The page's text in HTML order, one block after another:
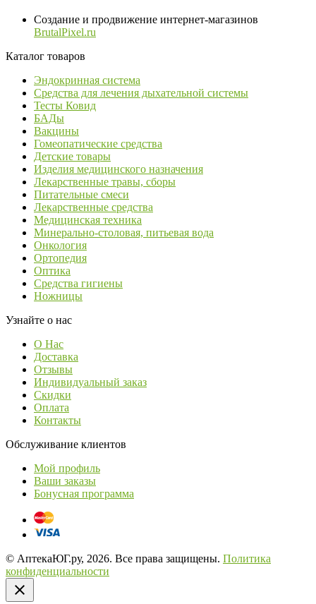
Создание и продвижение интернет-магазинов
BrutalPixel.ru
Каталог товаров
Эндокринная система
Средства для лечения дыхательной системы
Тесты Ковид
БАДы
Вакцины
Гомеопатические средства
Детские товары
Изделия медицинского назначения
Лекарственные травы, сборы
Питательные смеси
Лекарственные средства
Медицинская техника
Минерально-столовая, питьевая вода
Онкология
Ортопедия
Оптика
Средства гигиены
Ножницы
Узнайте о нас
О Нас
Доставка
Отзывы
Индивидуальный заказ
Скидки
Оплата
Контакты
Обслуживание клиентов
Мой профиль
Ваши заказы
Бонусная программа
© АптекаЮГ.ру, 2026. Все права защищены. Политика
конфиденциальности